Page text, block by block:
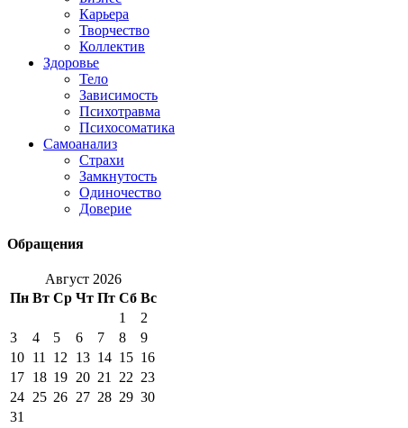
Карьера
Творчество
Коллектив
Здоровье
Тело
Зависимость
Психотравма
Психосоматика
Самоанализ
Страхи
Замкнутость
Одиночество
Доверие
Обращения
Август 2026
Пн Вт Ср Чт Пт Сб Вс
1
2
3
4 5 6 7 8
9
10 11 12 13 14 15 16
17 18 19 20 21 22 23
24 25 26 27 28 29 30
31